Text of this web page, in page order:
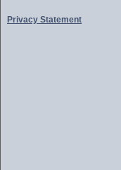
Privacy Statement